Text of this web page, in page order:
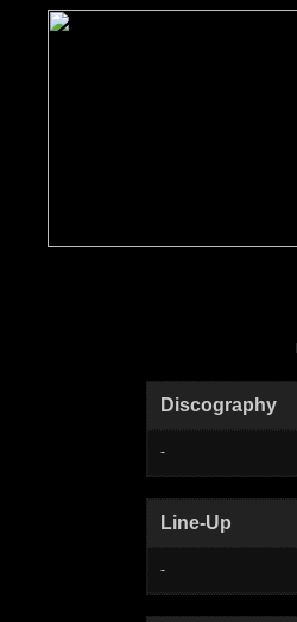
Discography
-
Line-Up
-